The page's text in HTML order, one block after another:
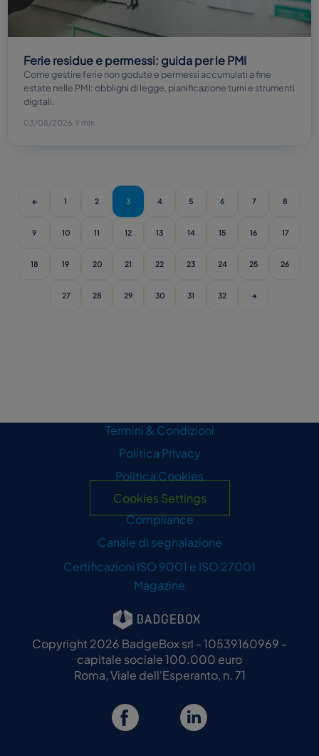
Ferie residue e permessi: guida per le PMI
Come gestire ferie non godute e permessi accumulati a fine
estate nelle PMI: obblighi di legge, pianificazione turni e strumenti
digitali.
03/08/2026·9 min
← 1 2 3 4 5 6 7 8
9 10 11 12 13 14 15 16 17
18 19 20 21 22 23 24 25 26
27 28 29 30 31 32 →
Termini & Condizioni
Politica Privacy
Politica Cookies
Cookies Settings
Compliance
Canale di segnalazione
Certificazioni ISO 9001 e ISO 27001
Magazine
Copyright 2026 BadgeBox srl - 10539160969 -
capitale sociale 100.000 euro
Roma, Viale dell'Esperanto, n. 71